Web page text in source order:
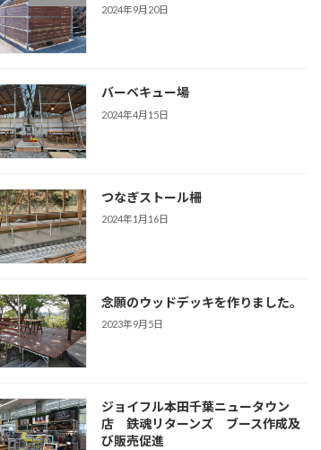
2024年9月20日
バーベキュー場
2024年4月15日
つなぎストール柵
2024年1月16日
念願のウッドデッキを作りました。
2023年9月5日
ジョイフル本田千葉ニュータウン
店 鉄魂リターンズ ブース作成及
び販売促進